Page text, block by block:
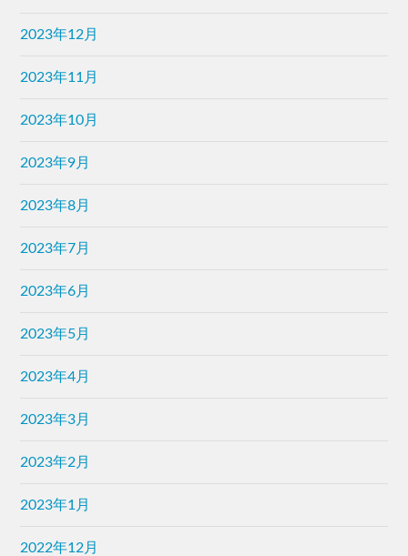
2023年12月
2023年11月
2023年10月
2023年9月
2023年8月
2023年7月
2023年6月
2023年5月
2023年4月
2023年3月
2023年2月
2023年1月
2022年12月